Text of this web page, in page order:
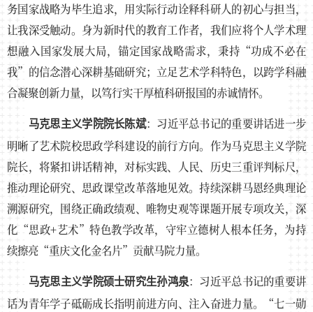
务国家战略为毕生追求，用实际行动诠释科研人的初心与担当，
让我深受触动。身为新时代的教育工作者，我们应将个人学术理
想融入国家发展大局，锚定国家战略需求，秉持“功成不必在
我”的信念潜心深耕基础研究；立足艺术学科特色，以跨学科融
合凝聚创新力量，以笃行实干厚植科研报国的赤诚情怀。
马克思主义学院院长陈斌：习近平总书记的重要讲话进一步
明晰了艺术院校思政学科建设的前行方向。作为马克思主义学院
院长，将紧扣讲话精神，对标实践、人民、历史三重评判标尺，
推动理论研究、思政课堂改革落地见效。持续深耕马恩经典理论
溯源研究，围绕正确政绩观、唯物史观等课题开展专项攻关，深
化“思政+艺术”特色教学改革，守牢立德树人根本任务，为持
续擦亮“重庆文化金名片”贡献马院力量。
马克思主义学院硕士研究生孙鸿泉：习近平总书记的重要讲
话为青年学子砥砺成长指明前进方向、注入奋进力量。“七一勋